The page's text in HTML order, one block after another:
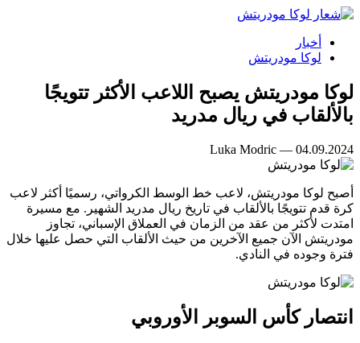
أخبار
لوكا مودريتش
لوكا مودريتش يصبح اللاعب الأكثر تتويجًا
بالألقاب في ريال مدريد
Luka Modric — 04.09.2024
أصبح لوكا مودريتش، لاعب خط الوسط الكرواتي، رسميًا أكثر لاعب
كرة قدم تتويجًا بالألقاب في تاريخ ريال مدريد الشهير. مع مسيرة
امتدت لأكثر من عقد من الزمان في العملاق الإسباني، تجاوز
مودريتش الآن جميع الآخرين من حيث الألقاب التي حصل عليها خلال
فترة وجوده في النادي.
انتصار كأس السوبر الأوروبي